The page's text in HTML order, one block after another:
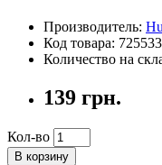
Производитель:
Код товара:
Количество на
139 грн.
Кол-во
В корзину